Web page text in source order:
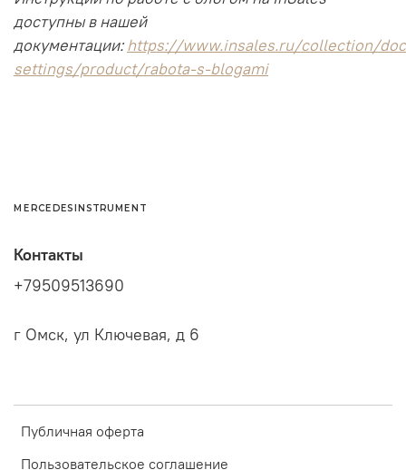
доступны в нашей
документации:https://www.insales.ru/collection/
settings/product/rabota-s-blogami
MERCEDESINSTRUMENT
Публичная оферта
Пользовательское соглашение
Контакты
+79509513690
г Омск, ул Ключевая, д 6